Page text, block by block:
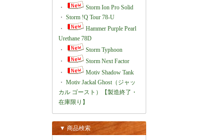
・
Storm Ion Pro Solid
・ Storm !Q Tour 78-U
・
Hammer Purple Pearl
Urethane 78D
・
Storm Typhoon
・
Storm Next Factor
・
Motiv Shadow Tank
・ Motiv Jackal Ghost（ジャッ
カル ゴースト）【製造終了・
在庫限り】
▼ 商品検索